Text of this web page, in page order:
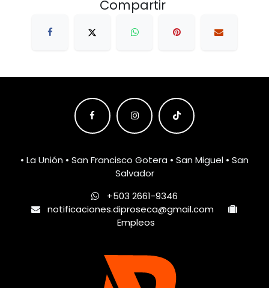
Compartir
• La Unión • San Francisco Gotera • San Miguel • San
Salvador
+503 2661-9346
notificaciones.diproseca@gmail.com
Empleos